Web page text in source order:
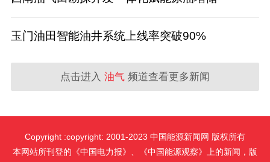
玉门油田智能油井系统上线率突破90%
点击进入 油气 频道查看更多新闻
Copyright :copyright: 2001-2023 中国能源新闻网 版权所有
本网站所刊登的《中国电力报》、《中国能源观察》上的新闻，版